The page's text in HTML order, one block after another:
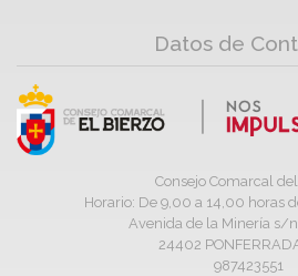
Datos de
Consejo Comarcal
Horario: De 9,00 a 14,00 horas
Avenida de la Minería s/n
24402
987423551